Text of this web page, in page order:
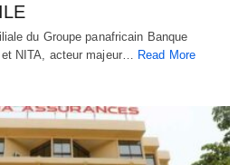
du Groupe panafricain Banque
NITA, acteur majeur…
Read More